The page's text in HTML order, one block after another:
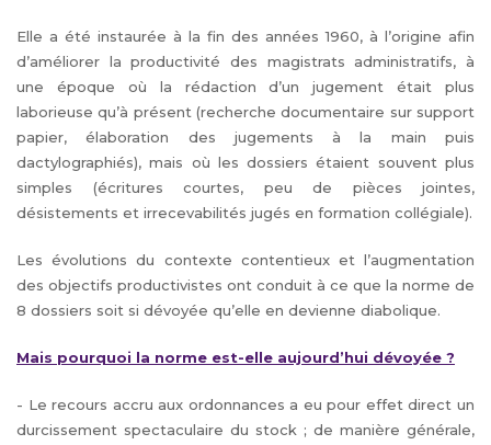
Elle a été instaurée à la fin des années 1960, à l’origine afin
d’améliorer la productivité des magistrats administratifs, à
une époque où la rédaction d’un jugement était plus
laborieuse qu’à présent (recherche documentaire sur support
papier, élaboration des jugements à la main puis
dactylographiés), mais où les dossiers étaient souvent plus
simples (écritures courtes, peu de pièces jointes,
désistements et irrecevabilités jugés en formation collégiale).
Les évolutions du contexte contentieux et l’augmentation
des objectifs productivistes ont conduit à ce que la norme de
8 dossiers soit si dévoyée qu’elle en devienne diabolique.
Mais pourquoi la norme est-elle aujourd’hui dévoyée ?
- Le recours accru aux ordonnances a eu pour effet direct un
durcissement spectaculaire du stock ; de manière générale,